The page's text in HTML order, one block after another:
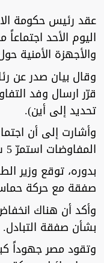
عقد رئيس حكومة
اليوم الأحد
والأجهزة الأمنية
وقال بيان صدر عن
قرّر ارسال وفد
تحديد إلى أين).
وأشارت إلى أن
المفاوضات استمرّ 5 ساعات.
بدوره، توقع وزير
صفقة مع حركة
وأكد أن هناك
بشأن صفقة التبادل.
وتقود مصر جهوداً